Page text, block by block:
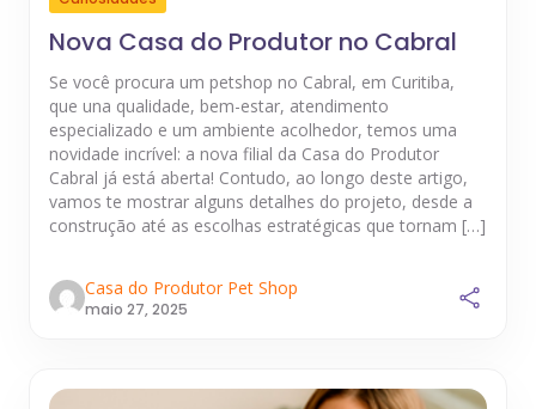
Nova Casa do Produtor no Cabral
Se você procura um petshop no Cabral, em Curitiba,
que una qualidade, bem-estar, atendimento
especializado e um ambiente acolhedor, temos uma
novidade incrível: a nova filial da Casa do Produtor
Cabral já está aberta! Contudo, ao longo deste artigo,
vamos te mostrar alguns detalhes do projeto, desde a
construção até as escolhas estratégicas que tornam […]
Casa do Produtor Pet Shop
maio 27, 2025